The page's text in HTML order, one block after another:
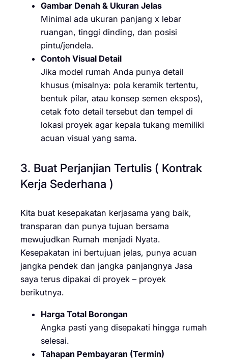
Gambar Denah & Ukuran Jelas
Minimal ada ukuran panjang x lebar
ruangan, tinggi dinding, dan posisi
pintu/jendela.
Contoh Visual Detail
Jika model rumah Anda punya detail
khusus (misalnya: pola keramik tertentu,
bentuk pilar, atau konsep semen ekspos),
cetak foto detail tersebut dan tempel di
lokasi proyek agar kepala tukang memiliki
acuan visual yang sama.
3. Buat Perjanjian Tertulis ( Kontrak
Kerja Sederhana )
Kita buat kesepakatan kerjasama yang baik,
transparan dan punya tujuan bersama
mewujudkan Rumah menjadi Nyata.
Kesepakatan ini bertujuan jelas, punya acuan
jangka pendek dan jangka panjangnya Jasa
saya terus dipakai di proyek – proyek
berikutnya.
Harga Total Borongan
Angka pasti yang disepakati hingga rumah
selesai.
Tahapan Pembayaran (Termin)